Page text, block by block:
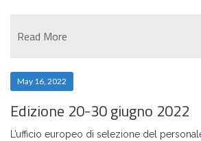
Read More
May 16, 2022
Edizione 20-30 giugno 2022
L’ufficio europeo di selezione del